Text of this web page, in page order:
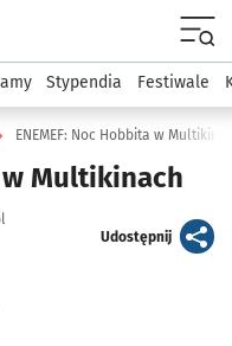
Kultura
Stypendia Festiwale
ENEMEF: Noc Hobbita w
w Multikinach
Udostępnijartykuł